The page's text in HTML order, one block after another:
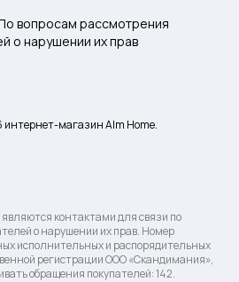
вопросам рассмотрения
о нарушении их прав
магазин Alm Home.
контактами для связи по
о нарушении их прав. Номер
исполнительных и распорядительных
регистрации ООО «Скандимания»,
обращения покупателей: 142.